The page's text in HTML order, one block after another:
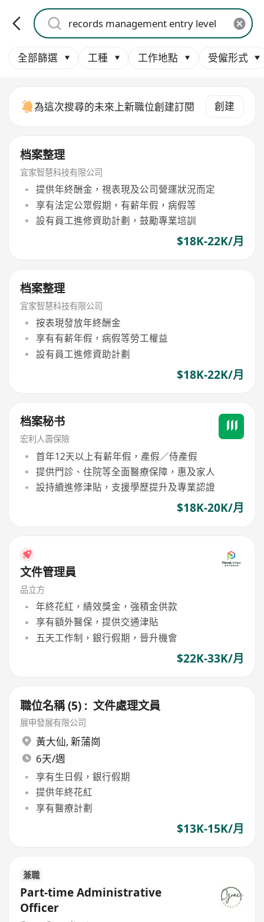
全部篩選 工種 工作地點 受僱形式
為這次搜尋的未來上新職位創建訂閱 創建
档案整理
宜家智慧科技有限公司
提供年終酬金，視表現及公司營運狀況而定
享有法定公眾假期，有薪年假，病假等
設有員工進修資助計劃，鼓勵專業培訓
$18K-22K/月
档案整理
宜家智慧科技有限公司
按表現發放年終酬金
享有有薪年假，病假等勞工權益
設有員工進修資助計劃
$18K-22K/月
档案秘书
宏利人壽保險
首年12天以上有薪年假，產假／侍產假
提供門診、住院等全面醫療保障，惠及家人
設持續進修津貼，支援學歷提升及專業認證
$18K-20K/月
文件管理員
品立方
年終花紅，績效獎金，強積金供款
享有額外醫保，提供交通津貼
五天工作制，銀行假期，晉升機會
$22K-33K/月
職位名稱 (5) : 文件處理文員
展申發展有限公司
黃大仙, 新蒲崗
6天/週
享有生日假，銀行假期
提供年終花紅
享有醫療計劃
$13K-15K/月
兼職
Part-time Administrative
Officer